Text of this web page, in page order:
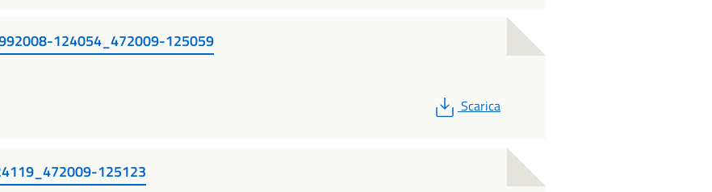
124054_472009-125059
PDF
Scarica
125123